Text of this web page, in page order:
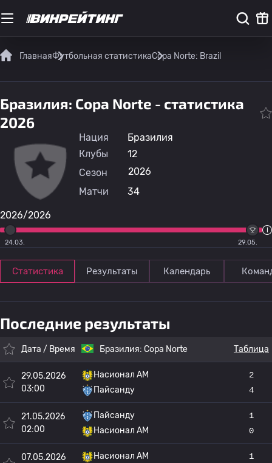
ГлавнаяФутбольная статистикаCopa Norte: Brazil
Бразилия: Copa Norte - статистика
2026
2026/2026
29.05.
24.03.
Нация
Бразилия
Клубы
12
Сезон
2026
Матчи
34
Статистика Результаты Календарь
Последние результаты
Дата / Время Бразилия: Copa Norte Таблица
29.05.2026
03:00
Насионал АМ
Пайсанду
2
4
21.05.2026
02:00
Пайсанду
Насионал АМ
1
0
07.05.2026
Насионал АМ
1